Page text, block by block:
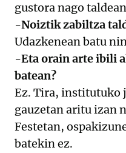
gustora nago
-Noiztik zabiltza
Udazkenean batu
-Eta orain arte ibili
batean?
Ez. Tira, institutuko
gauzetan aritu izan
Festetan,
batekin ez.